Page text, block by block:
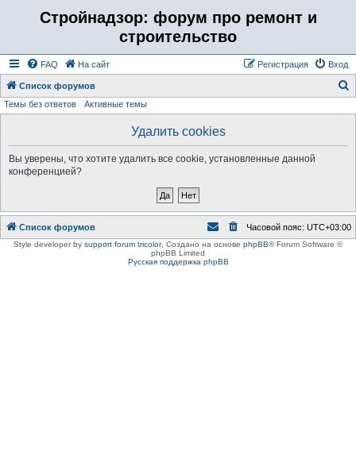
Стройнадзор: форум про ремонт и
строительство
FAQ На сайт Вход
Регистрация
Список форумов
Темы без ответов Активные темы
Удалить cookies
Вы уверены, что хотите удалить все cookie, установленные данной
конференцией?
Список форумов Часовой пояс: UTC+03:00
Style developer by support forum tricolor, Создано на основе phpBB® Forum Software ©
phpBB Limited
Русская поддержка phpBB